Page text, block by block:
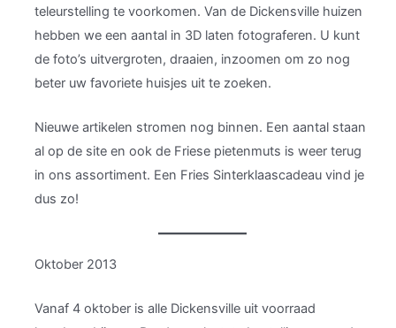
teleurstelling te voorkomen. Van de Dickensville huizen
hebben we een aantal in 3D laten fotograferen. U kunt
de foto’s uitvergroten, draaien, inzoomen om zo nog
beter uw favoriete huisjes uit te zoeken.
Nieuwe artikelen stromen nog binnen. Een aantal staan
al op de site en ook de Friese pietenmuts is weer terug
in ons assortiment. Een Fries Sinterklaascadeau vind je
dus zo!
Oktober 2013
Vanaf 4 oktober is alle Dickensville uit voorraad